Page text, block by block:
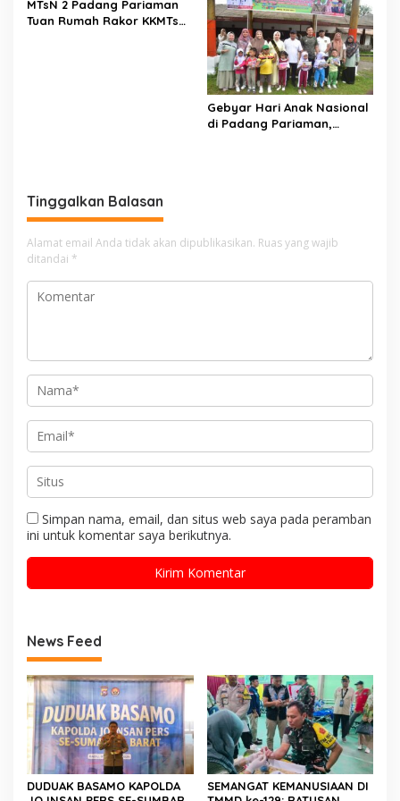
GUSMAN, S.E., M.B.A., DI
SJAHRIR
MTsN 2 Padang Pariaman
Tuan Rumah Rakor KKMTs
Gebyar Hari Anak Nasional
di Padang Pariaman,
Tinggalkan Balasan
Alamat email Anda tidak akan dipublikasikan. Ruas yang wajib
ditandai *
Simpan nama, email, dan situs web saya pada peramban
ini untuk komentar saya berikutnya.
News Feed
DUDUAK BASAMO KAPOLDA
SEMANGAT KEMANUSIAAN DI